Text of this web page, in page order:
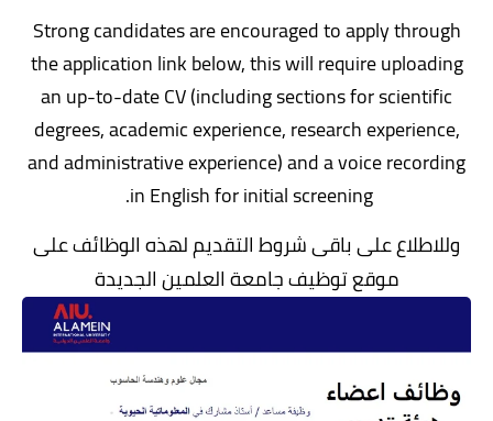
Strong candidates are encouraged to apply through
the application link below, this will require uploading
an up-to-date CV (including sections for scientific
degrees, academic experience, research experience,
and administrative experience) and a voice recording
in English for initial screening.
وللاطلاع على باقى شروط التقديم لهذه الوظائف على
موقع توظيف جامعة العلمين الجديدة